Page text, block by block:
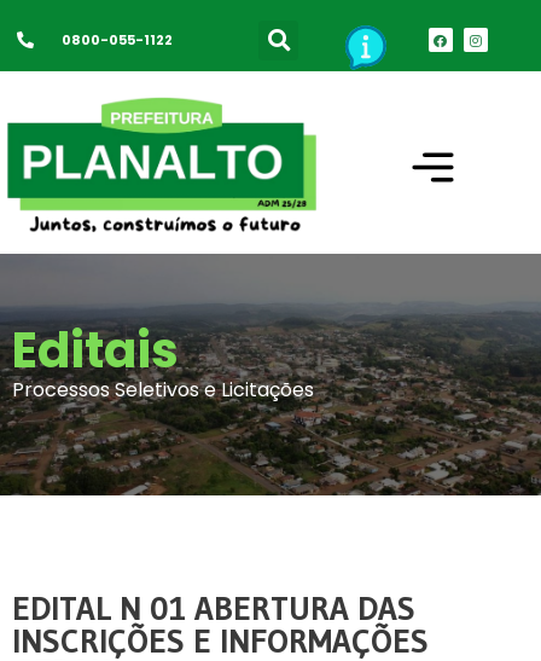
0800-055-1122
Editais
Processos Seletivos e Licitações
EDITAL N 01 ABERTURA DAS
INSCRIÇÕES E INFORMAÇÕES